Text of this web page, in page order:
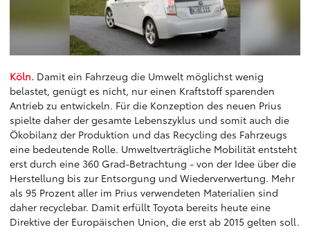
Köln. Damit ein Fahrzeug die Umwelt möglichst wenig
belastet, genügt es nicht, nur einen Kraftstoff sparenden
Antrieb zu entwickeln. Für die Konzeption des neuen Prius
spielte daher der gesamte Lebenszyklus und somit auch die
Ökobilanz der Produktion und das Recycling des Fahrzeugs
eine bedeutende Rolle. Umweltverträgliche Mobilität entsteht
erst durch eine 360 Grad-Betrachtung - von der Idee über die
Herstellung bis zur Entsorgung und Wiederverwertung. Mehr
als 95 Prozent aller im Prius verwendeten Materialien sind
daher recyclebar. Damit erfüllt Toyota bereits heute eine
Direktive der Europäischen Union, die erst ab 2015 gelten soll.